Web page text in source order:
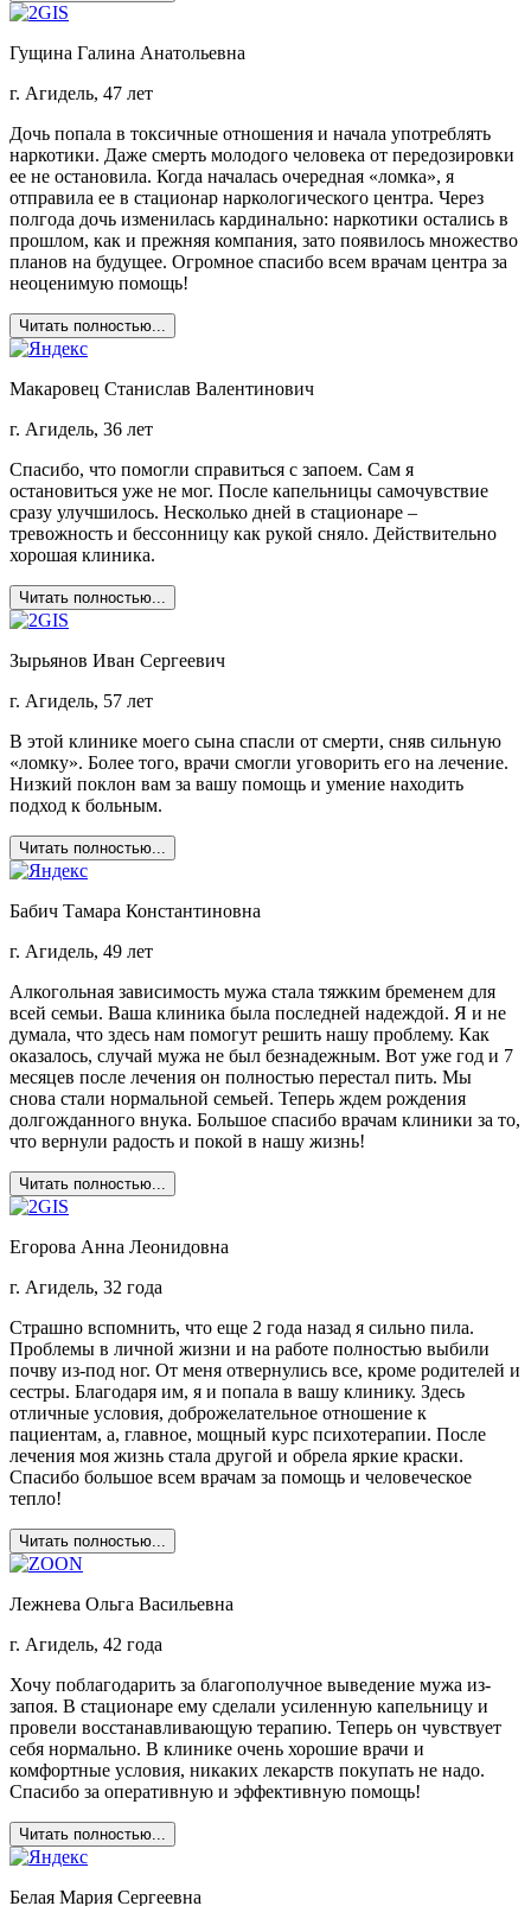
Гущина Галина Анатольевна
г. Агидель, 47 лет
Дочь попала в токсичные отношения и начала употреблять
наркотики. Даже смерть молодого человека от передозировки
ее не остановила. Когда началась очередная «ломка», я
отправила ее в стационар наркологического центра. Через
полгода дочь изменилась кардинально: наркотики остались в
прошлом, как и прежняя компания, зато появилось множество
планов на будущее. Огромное спасибо всем врачам центра за
неоценимую помощь!
Читать полностью...
Макаровец Станислав Валентинович
г. Агидель, 36 лет
Спасибо, что помогли справиться с запоем. Сам я
остановиться уже не мог. После капельницы самочувствие
сразу улучшилось. Несколько дней в стационаре –
тревожность и бессонницу как рукой сняло. Действительно
хорошая клиника.
Читать полностью...
Зырьянов Иван Сергеевич
г. Агидель, 57 лет
В этой клинике моего сына спасли от смерти, сняв сильную
«ломку». Более того, врачи смогли уговорить его на лечение.
Низкий поклон вам за вашу помощь и умение находить
подход к больным.
Читать полностью...
Бабич Тамара Константиновна
г. Агидель, 49 лет
Алкогольная зависимость мужа стала тяжким бременем для
всей семьи. Ваша клиника была последней надеждой. Я и не
думала, что здесь нам помогут решить нашу проблему. Как
оказалось, случай мужа не был безнадежным. Вот уже год и 7
месяцев после лечения он полностью перестал пить. Мы
снова стали нормальной семьей. Теперь ждем рождения
долгожданного внука. Большое спасибо врачам клиники за то,
что вернули радость и покой в нашу жизнь!
Читать полностью...
Егорова Анна Леонидовна
г. Агидель, 32 года
Страшно вспомнить, что еще 2 года назад я сильно пила.
Проблемы в личной жизни и на работе полностью выбили
почву из-под ног. От меня отвернулись все, кроме родителей и
сестры. Благодаря им, я и попала в вашу клинику. Здесь
отличные условия, доброжелательное отношение к
пациентам, а, главное, мощный курс психотерапии. После
лечения моя жизнь стала другой и обрела яркие краски.
Спасибо большое всем врачам за помощь и человеческое
тепло!
Читать полностью...
Лежнева Ольга Васильевна
г. Агидель, 42 года
Хочу поблагодарить за благополучное выведение мужа из-
запоя. В стационаре ему сделали усиленную капельницу и
провели восстанавливающую терапию. Теперь он чувствует
себя нормально. В клинике очень хорошие врачи и
комфортные условия, никаких лекарств покупать не надо.
Спасибо за оперативную и эффективную помощь!
Читать полностью...
Белая Мария Сергеевна